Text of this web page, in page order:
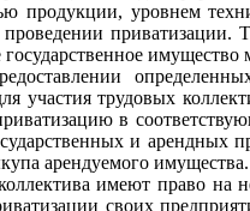
продукции, уровнем
приватизации.
имущество
участия трудовых
в
и арендных
арендуемого имуще­ства.
имеют право на
своих